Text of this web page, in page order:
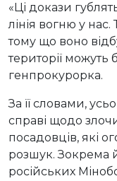
«Ці докази
лінія вогню у
тому що воно
території можуть
генпрокурорка.
За її словами,
справі щодо
посадовців, які
розшук. Зокрема
російських